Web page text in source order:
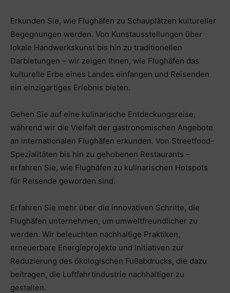
Erkunden Sie, wie Flughäfen zu Schauplätzen kultureller
Begegnungen werden. Von Kunstausstellungen über
lokale Handwerkskunst bis hin zu traditionellen
Darbietungen – wir zeigen Ihnen, wie Flughäfen das
kulturelle Erbe eines Landes einfangen und Reisenden
ein einzigartiges Erlebnis bieten.
Gehen Sie auf eine kulinarische Entdeckungsreise,
während wir die Vielfalt der gastronomischen Angebote
an internationalen Flughäfen erkunden. Von Streetfood-
Spezialitäten bis hin zu gehobenen Restaurants –
erfahren Sie, wie Flughäfen zu kulinarischen Hotspots
für Reisende geworden sind.
Erfahren Sie mehr über die innovativen Schritte, die
Flughäfen unternehmen, um umweltfreundlicher zu
werden. Wir beleuchten nachhaltige Praktiken,
erneuerbare Energieprojekte und Initiativen zur
Reduzierung des ökologischen Fußabdrucks, die dazu
beitragen, die Luftfahrtindustrie nachhaltiger zu
gestalten.